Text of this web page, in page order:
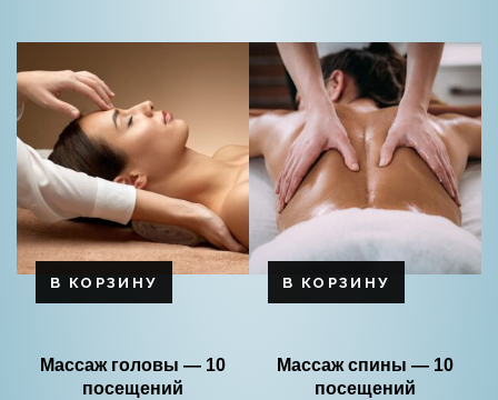
В КОРЗИНУ
Массаж головы — 10
посещений
В КОРЗИНУ
Массаж спины — 10
посещений